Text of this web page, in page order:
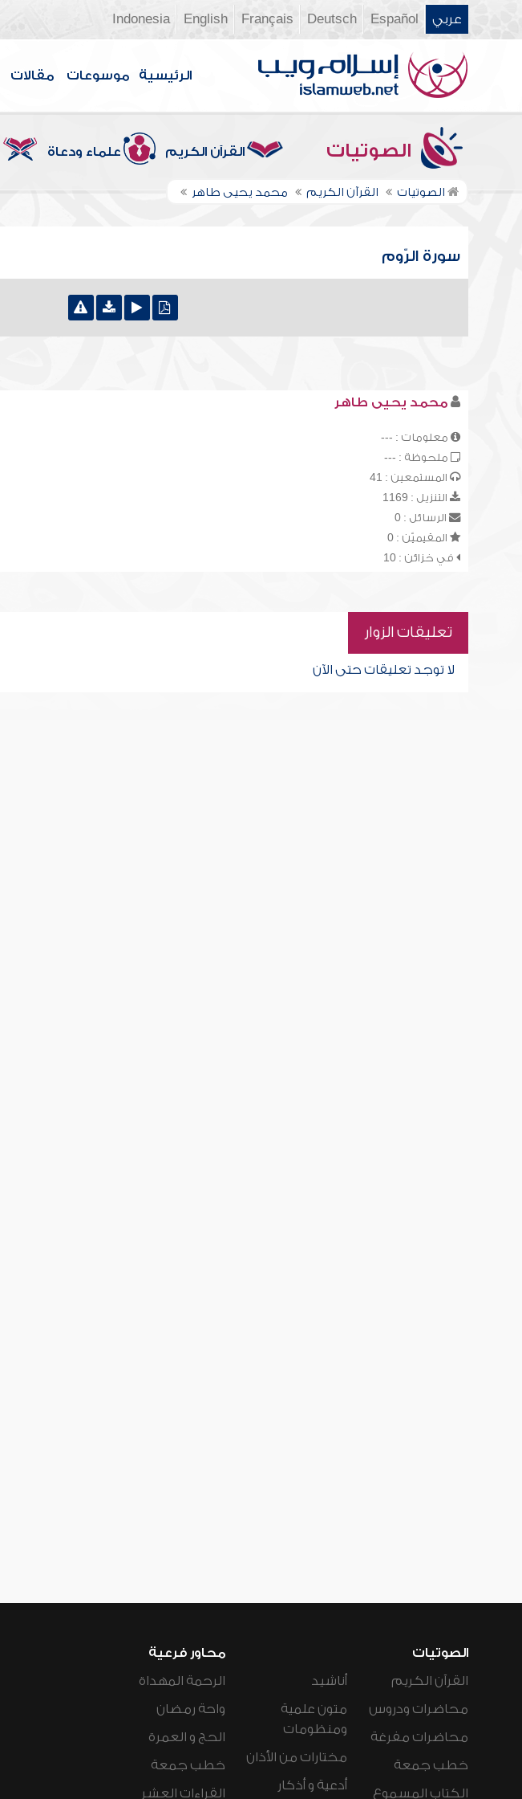
عربي Español
Deutsch
Français
English
Indonesia
الرئيسية موسوعات مقالات
الصوتيات القرآن الكريم علماء ودعاة
الصوتيات القرآن الكريم محمد يحيى طاهر
سورة الرّوم
محمد يحيى طاهر
معلومات : ---
ملحوظة : ---
المستمعين : 41
التنزيل : 1169
الرسائل : 0
المقيميّن : 0
في خزائن : 10
تعليقات الزوار
لا توجد تعليقات حتى الآن
الصوتيات
القرآن الكريم
محاضرات ودروس
محاضرات مفرغة
خطب جمعة
الكتاب المسموع
أناشيد
متون علمية
ومنظومات
مختارات من الأذان
أدعية و أذكار
محاور فرعية
الرحمة المهداة
واحة رمضان
الحج و العمرة
خطب جمعة
القراءات العشر